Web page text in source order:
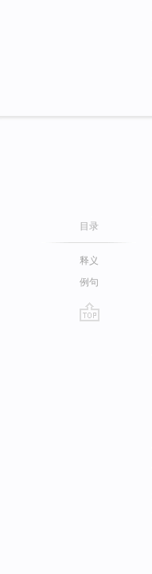
目录
释义
例句